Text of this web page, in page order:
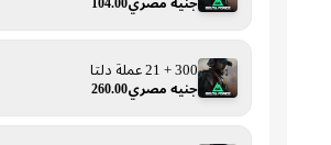
300 + 21 عملة دلتا
جنيه مصري260.00